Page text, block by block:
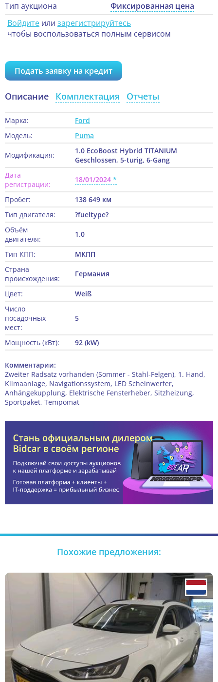
Тип аукциона
Фиксированная цена
Войдите или зарегистрируйтесь
чтобы воспользоваться полным сервисом
Подать заявку на кредит
Описание Комплектация Отчеты
Марка:
Ford
Модель:
Puma
Модификация:
1.0 EcoBoost Hybrid TITANIUM
Geschlossen, 5-turig, 6-Gang
Дата
регистрации:
18/01/2024
Пробег:
138 649 км
Тип двигателя:
?fueltype?
Объём
двигателя:
1.0
Тип КПП:
МКПП
Страна
происхождения:
Германия
Цвет:
Weiß
Число
посадочных
мест:
5
Мощность (кВт): 92 (kW)
Комментарии:
Zweiter Radsatz vorhanden (Sommer - Stahl-Felgen), 1. Hand,
Klimaanlage, Navigationssystem, LED Scheinwerfer,
Anhängekupplung, Elektrische Fensterheber, Sitzheizung,
Sportpaket, Tempomat
Похожие предложения: